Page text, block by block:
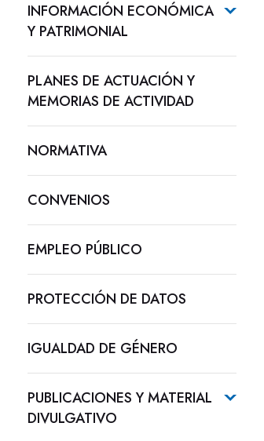
INFORMACIÓN ECONÓMICA
Y PATRIMONIAL
PLANES DE ACTUACIÓN Y
MEMORIAS DE ACTIVIDAD
NORMATIVA
CONVENIOS
EMPLEO PÚBLICO
PROTECCIÓN DE DATOS
IGUALDAD DE GÉNERO
PUBLICACIONES Y MATERIAL
DIVULGATIVO